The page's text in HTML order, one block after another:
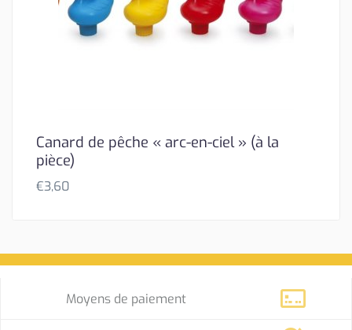
Canard de pêche « arc-en-ciel » (à la
pièce)
€3,60
Moyens de paiement